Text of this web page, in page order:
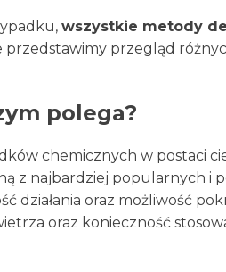
wszystkie metody
przedstawimy przegląd
polega?
chemicznych w postaci
z najbardziej popularnych i
działania oraz możliwość
oraz konieczność